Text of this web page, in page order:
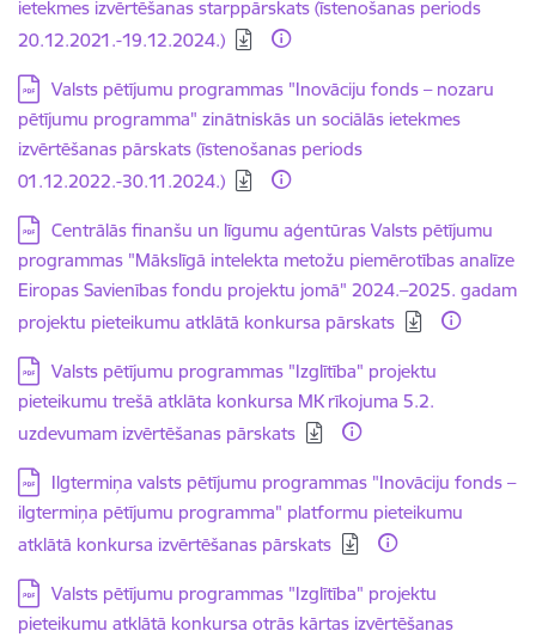
ietekmes izvērtēšanas starppārskats (īstenošanas periods
20.12.2021.-19.12.2024.)
Lejupielādēt:
Valsts pētījumu programmas "Inovāciju fonds – nozaru
pētījumu programma" zinātniskās un sociālās ietekmes
izvērtēšanas pārskats (īstenošanas periods
01.12.2022.-30.11.2024.)
Lejupielādēt:
Centrālās finanšu un līgumu aģentūras Valsts pētījumu
programmas "Mākslīgā intelekta metožu piemērotības analīze
Eiropas Savienības fondu projektu jomā" 2024.–2025. gadam
projektu pieteikumu atklātā konkursa pārskats
Lejupielādēt:
Valsts pētījumu programmas "Izglītība" projektu
pieteikumu trešā atklāta konkursa MK rīkojuma 5.2.
uzdevumam izvērtēšanas pārskats
Lejupielādēt:
Ilgtermiņa valsts pētījumu programmas "Inovāciju fonds –
ilgtermiņa pētījumu programma" platformu pieteikumu
atklātā konkursa izvērtēšanas pārskats
Lejupielādēt:
Valsts pētījumu programmas "Izglītība" projektu
pieteikumu atklātā konkursa otrās kārtas izvērtēšanas